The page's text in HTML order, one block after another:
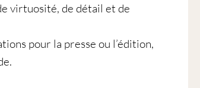
virtuosité, de détail et de
pour la presse ou l’édition,